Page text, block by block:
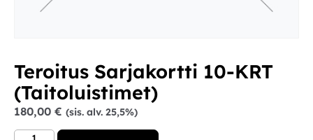
Teroitus Sarjakortti 10-KRT
(Taitoluistimet)
180,00 € (sis. alv. 25,5%)